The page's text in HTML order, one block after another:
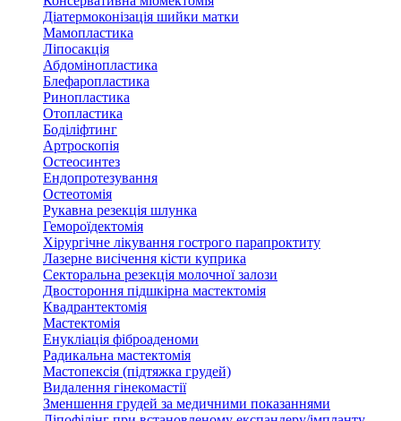
Діатермоконізація шийки матки
Мамопластика
Ліпосакція
Абдомінопластика
Блефаропластика
Ринопластика
Отопластика
Боділіфтинг
Артроскопія
Остеосинтез
Ендопротезування
Остеотомія
Рукавна резекція шлунка
Гемороїдектомія
Хірургічне лікування гострого парапроктиту
Лазерне висічення кісти куприка
Секторальна резекція молочної залози
Двостороння підшкірна мастектомія
Квадрантектомія
Мастектомія
Енукліація фіброаденоми
Радикальна мастектомія
Мастопексія (підтяжка грудей)
Видалення гінекомастії
Зменшення грудей за медичними показаннями